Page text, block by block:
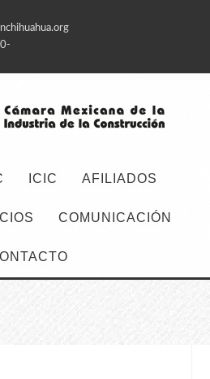
ICIC AFILIADOS
COMUNICACIÓN